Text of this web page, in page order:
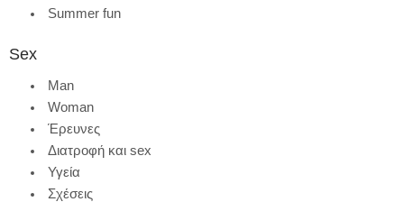
Summer fun
Sex
Man
Woman
Έρευνες
Διατροφή και sex
Υγεία
Σχέσεις